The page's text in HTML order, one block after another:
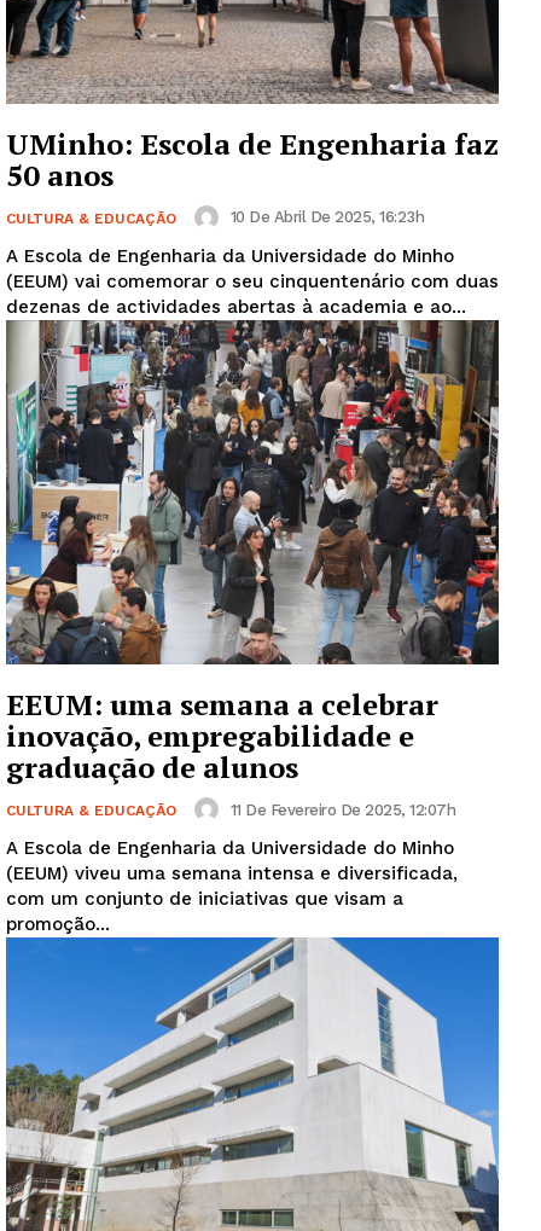
Guimarães, agora!
UMinho: Escola de Engenharia faz
50 anos
CULTURA & EDUCAÇÃO 10 De Abril De 2025, 16:23h
A Escola de Engenharia da Universidade do Minho
(EEUM) vai comemorar o seu cinquentenário com duas
dezenas de actividades abertas à academia e ao...
EEUM: uma semana a celebrar
inovação, empregabilidade e
graduação de alunos
CULTURA & EDUCAÇÃO 11 De Fevereiro De 2025, 12:07h
A Escola de Engenharia da Universidade do Minho
(EEUM) viveu uma semana intensa e diversificada,
com um conjunto de iniciativas que visam a
promoção...